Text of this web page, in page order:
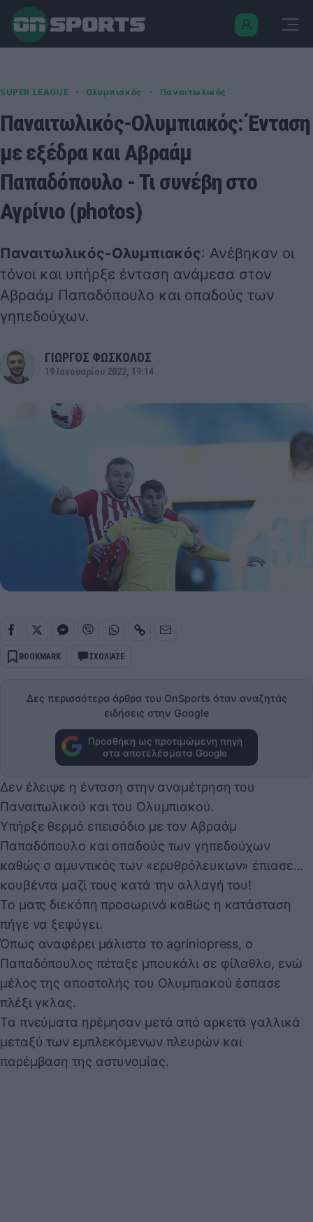
SUPER LEAGUE · Ολυμπιακός · Παναιτωλικός
Παναιτωλικός-Ολυμπιακός: Ένταση
με εξέδρα και Αβραάμ
Παπαδόπουλο - Τι συνέβη στο
Αγρίνιο (photos)
Παναιτωλικός-Ολυμπιακός: Ανέβηκαν οι
τόνοι και υπήρξε ένταση ανάμεσα στον
Αβραάμ Παπαδόπουλο και οπαδούς των
γηπεδούχων.
ΓΙΩΡΓΟΣ ΦΩΣΚΟΛΟΣ
19 Ιανουαρίου 2022, 19:14
BOOKMARK ΣΧΟΛΙΑΣΕ
Δες περισσότερα άρθρα του OnSports όταν αναζητάς
ειδήσεις στην Google
Προσθήκη ως προτιμώμενη πηγή
στα αποτελέσματα Google
Δεν έλειψε η ένταση στην αναμέτρηση του
Παναιτωλικού και του Ολυμπιακού.
Υπήρξε θερμό επεισόδιο με τον Αβραάμ
Παπαδόπουλο και οπαδούς των γηπεδούχων
καθώς ο αμυντικός των «ερυθρόλευκων» έπιασε...
κουβέντα μαζί τους κατά την αλλαγή του!
Το ματς διεκόπη προσωρινά καθώς η κατάσταση
πήγε να ξεφύγει.
Όπως αναφέρει μάλιστα το agriniopress, ο
Παπαδόπουλος πέταξε μπουκάλι σε φίλαθλο, ενώ
μέλος της αποστολής του Ολυμπιακού έσπασε
πλέξι γκλας.
Τα πνεύματα ηρέμησαν μετά από αρκετά γαλλικά
μεταξύ των εμπλεκόμενων πλευρών και
παρέμβαση της αστυνομίας.